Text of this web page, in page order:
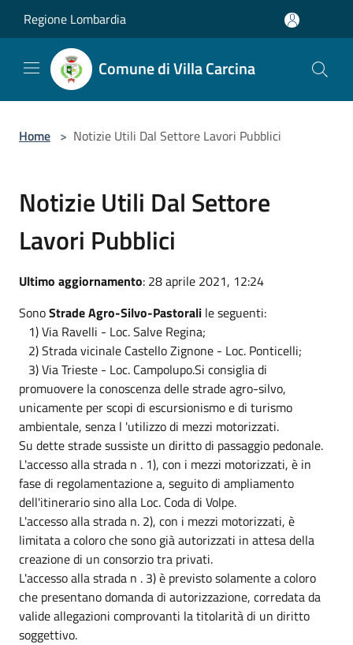
Regione Lombardia
Comune di Villa Carcina
Home > Notizie Utili Dal Settore Lavori Pubblici
Notizie Utili Dal Settore
Lavori Pubblici
Ultimo aggiornamento: 28 aprile 2021, 12:24
SonoStrade Agro-Silvo-Pastorali le seguenti:
1) Via Ravelli - Loc. Salve Regina;
2) Strada vicinale Castello Zignone - Loc. Ponticelli;
3) Via Trieste - Loc. Campolupo.Si consiglia di
promuovere la conoscenza delle strade agro-silvo,
unicamente per scopi di escursionismo e di turismo
ambientale, senza l 'utilizzo di mezzi motorizzati.
Su dette strade sussiste un diritto di passaggio pedonale.
L'accesso alla strada n . 1), con i mezzi motorizzati, è in
fase di regolamentazione a, seguito di ampliamento
dell'itinerario sino alla Loc. Coda di Volpe.
L'accesso alla strada n. 2), con i mezzi motorizzati, è
limitata a coloro che sono già autorizzati in attesa della
creazione di un consorzio tra privati.
L'accesso alla strada n . 3) è previsto solamente a coloro
che presentano domanda di autorizzazione, corredata da
valide allegazioni comprovanti la titolarità di un diritto
soggettivo.